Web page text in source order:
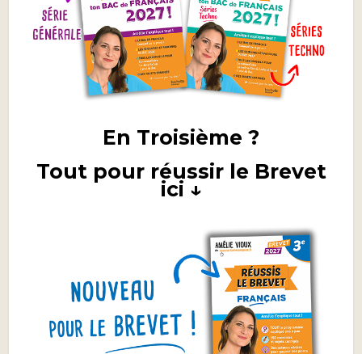
En Troisième ?
Tout pour réussir le Brevet
ici ↓